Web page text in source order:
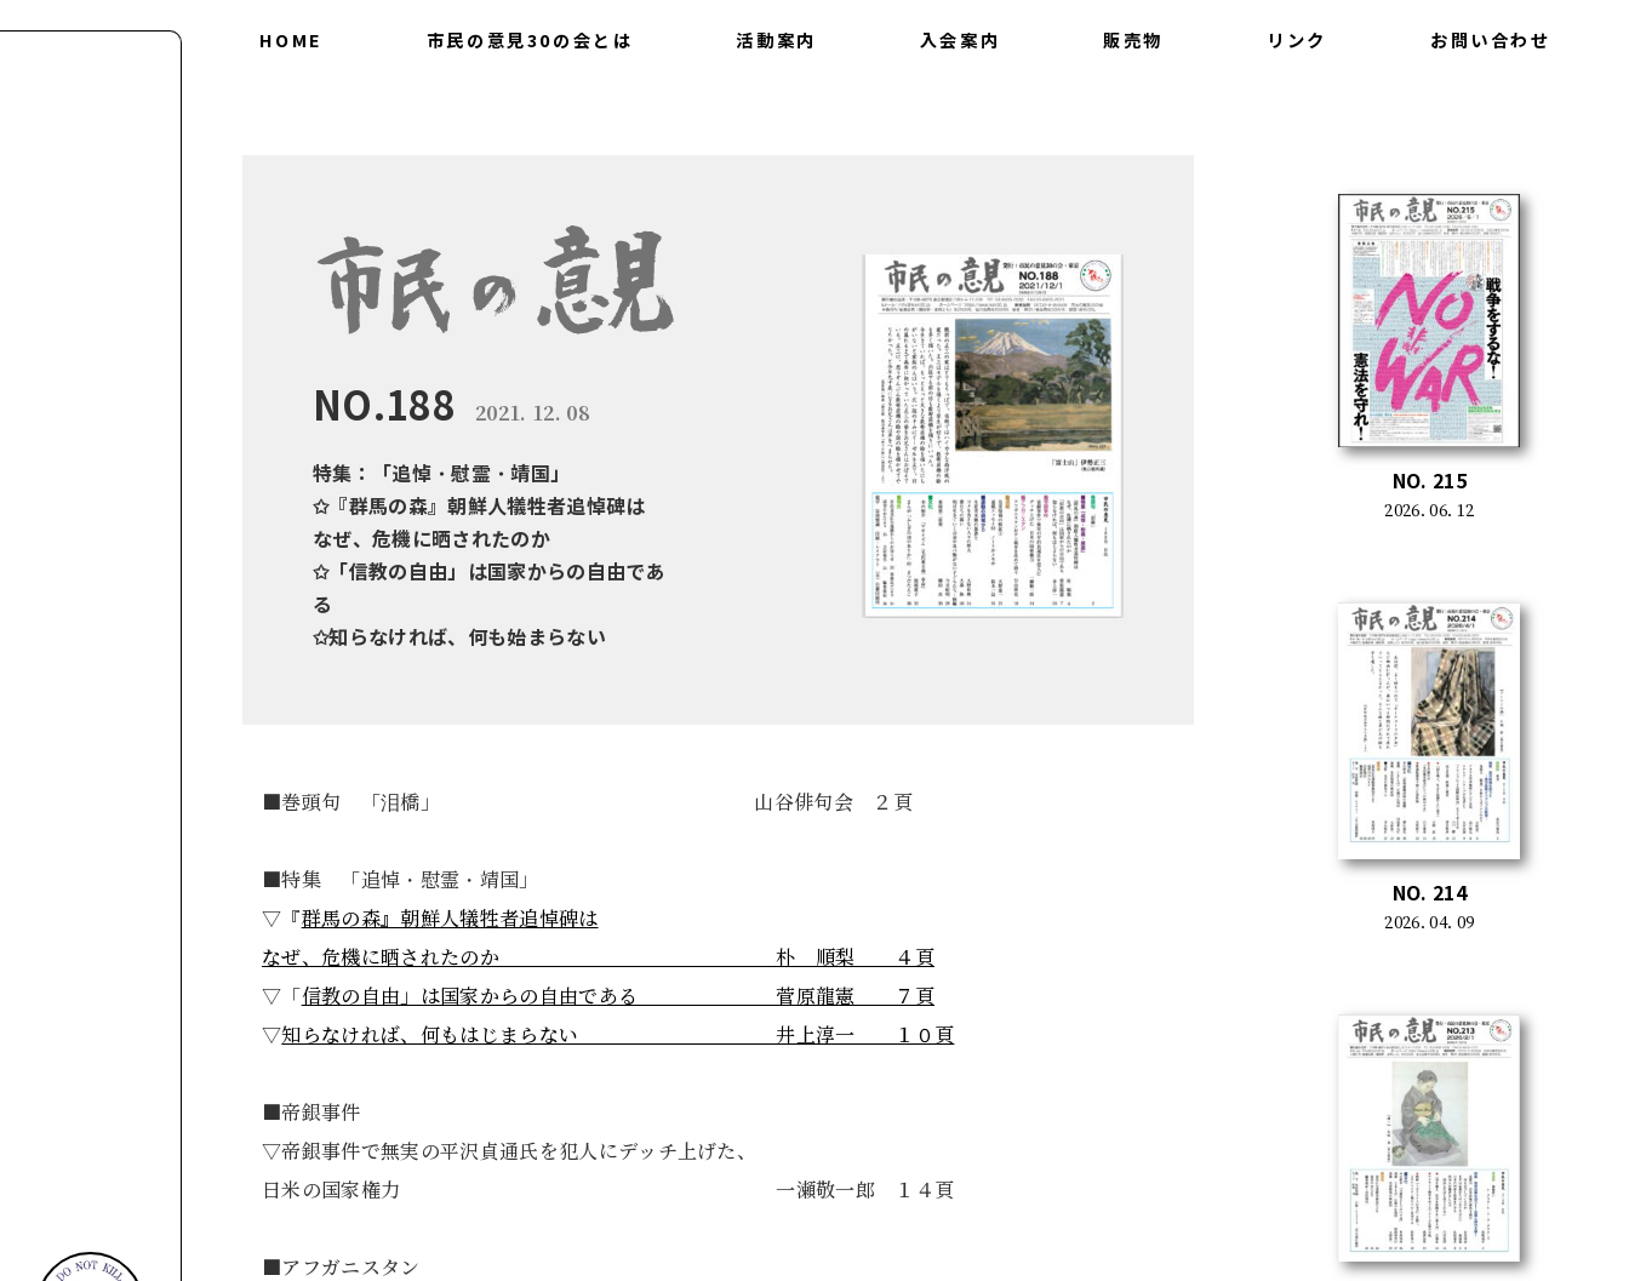
HOME 市民の意見30の会とは 活動案内 入会案内 販売物 リンク お問い合わせ
NO.188 2021. 12. 08
特集：「追悼・慰霊・靖国」
✩『群馬の森』朝鮮人犠牲者追悼碑は
なぜ、危機に晒されたのか
✩「信教の自由」は国家からの自由であ
る
✩知らなければ、何も始まらない
■巻頭句 「泪橋」 山谷俳句会 ２頁
■特集 「追悼・慰霊・靖国」
▽『群馬の森』朝鮮人犠牲者追悼碑は
なぜ、危機に晒されたのか 朴 順梨 ４頁
▽「信教の自由」は国家からの自由である 菅原龍憲 ７頁
▽知らなければ、何もはじまらない 井上淳一 １０頁
■帝銀事件
▽帝銀事件で無実の平沢貞通氏を犯人にデッチ上げた、
日米の国家権力 一瀬敬一郎 １４頁
■アフガニスタン
NO. 215
2026. 06. 12
NO. 214
2026. 04. 09